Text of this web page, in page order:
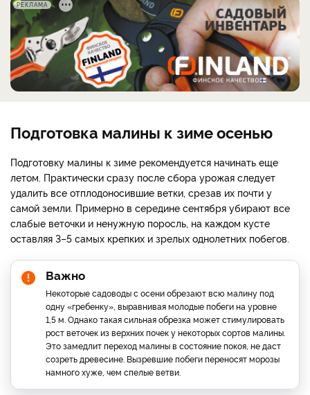
РЕКЛАМА
Подготовка малины к зиме осенью
Подготовку малины к зиме рекомендуется начинать еще
летом. Практически сразу после сбора урожая следует
удалить все отплодоносившие ветки, срезав их почти у
самой земли. Примерно в середине сентября убирают все
слабые веточки и ненужную поросль, на каждом кусте
оставляя 3–5 самых крепких и зрелых однолетних побегов.
Важно
Некоторые садоводы с осени обрезают всю малину под
одну «гребенку», выравнивая молодые побеги на уровне
1,5 м. Однако такая сильная обрезка может стимулировать
рост веточек из верхних почек у некоторых сортов малины.
Это замедлит переход малины в состояние покоя, не даст
созреть древесине. Вызревшие побеги переносят морозы
намного хуже, чем спелые ветви.